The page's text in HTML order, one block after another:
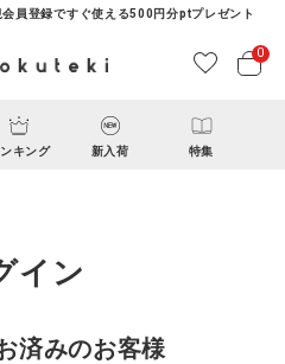
員登録ですぐ使える500円分ptプレゼント
0
キング 新入荷 特集
イン
済みのお客様